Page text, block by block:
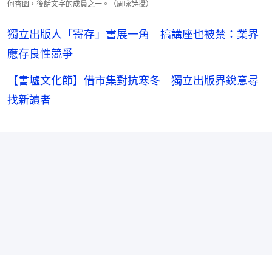
何杏園，後話文字的成員之一。（周咏詩攝）
獨立出版人「寄存」書展一角 搞講座也被禁：業界
應存良性競爭
【書墟文化節】借市集對抗寒冬 獨立出版界銳意尋
找新讀者